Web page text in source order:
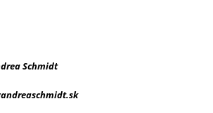
Schmidt